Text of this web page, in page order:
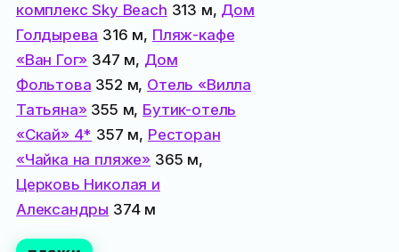
комплекс Sky Beach 313 м, Дом
Голдырева 316 м, Пляж-кафе
«Ван Гог» 347 м, Дом
Фольтова 352 м, Отель «Вилла
Татьяна»355 м, Бутик-отель
«Скай» 4* 357 м, Ресторан
«Чайка на пляже» 365 м,
Церковь Николая и
Александры 374 м